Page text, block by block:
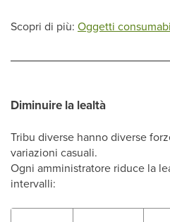
Scopri di più: Oggetti
Diminuire la lealtà
Tribu diverse hanno diverse
variazioni casuali.
Ogni amministratore riduce la
intervalli: